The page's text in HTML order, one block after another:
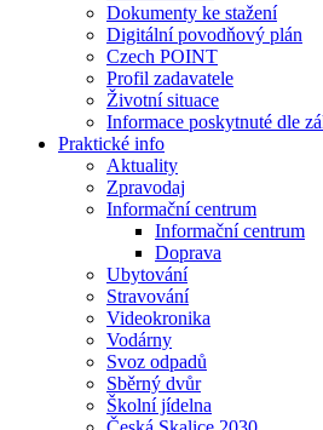
Dokumenty ke stažení
Digitální povodňový plán
Czech POINT
Profil zadavatele
Životní situace
Informace poskytnuté dle
Praktické info
Aktuality
Zpravodaj
Informační centrum
Informační centrum
Doprava
Ubytování
Stravování
Videokronika
Vodárny
Svoz odpadů
Sběrný dvůr
Školní jídelna